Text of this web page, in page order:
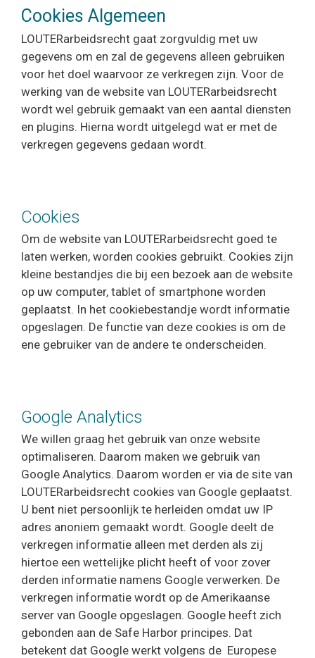
Cookies Algemeen
LOUTERarbeidsrecht gaat zorgvuldig met uw
gegevens om en zal de gegevens alleen gebruiken
voor het doel waarvoor ze verkregen zijn. Voor de
werking van de website van LOUTERarbeidsrecht
wordt wel gebruik gemaakt van een aantal diensten
en plugins. Hierna wordt uitgelegd wat er met de
verkregen gegevens gedaan wordt.
Cookies
Om de website van LOUTERarbeidsrecht goed te
laten werken, worden cookies gebruikt. Cookies zijn
kleine bestandjes die bij een bezoek aan de website
op uw computer, tablet of smartphone worden
geplaatst. In het cookiebestandje wordt informatie
opgeslagen. De functie van deze cookies is om de
ene gebruiker van de andere te onderscheiden.
Google Analytics
We willen graag het gebruik van onze website
optimaliseren. Daarom maken we gebruik van
Google Analytics. Daarom worden er via de site van
LOUTERarbeidsrecht cookies van Google geplaatst.
U bent niet persoonlijk te herleiden omdat uw IP
adres anoniem gemaakt wordt. Google deelt de
verkregen informatie alleen met derden als zij
hiertoe een wettelijke plicht heeft of voor zover
derden informatie namens Google verwerken. De
verkregen informatie wordt op de Amerikaanse
server van Google opgeslagen. Google heeft zich
gebonden aan de Safe Harbor principes. Dat
betekent dat Google werkt volgens de Europese